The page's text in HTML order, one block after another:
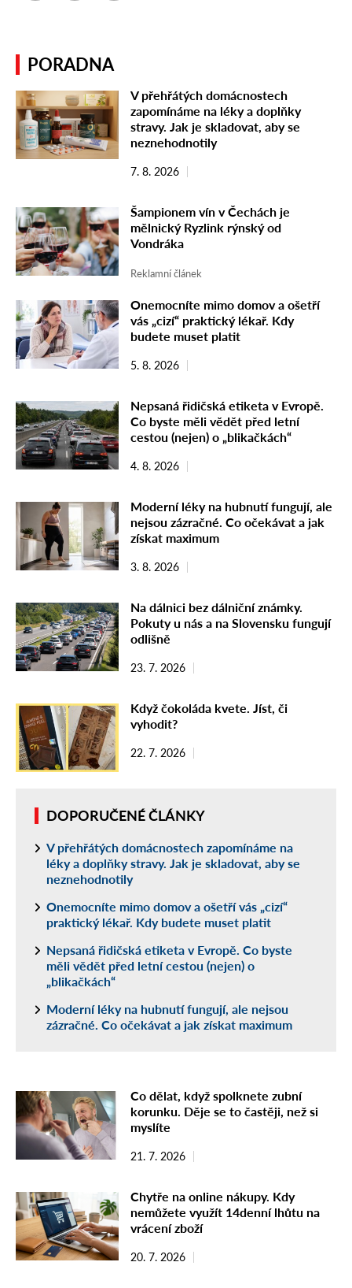
PORADNA
V přehřátých domácnostech
zapomínáme na léky a doplňky
stravy. Jak je skladovat, aby se
neznehodnotily
7. 8. 2026
Šampionem vín v Čechách je
mělnický Ryzlink rýnský od
Vondráka
Reklamní článek
Onemocníte mimo domov a ošetří
vás „cizí“ praktický lékař. Kdy
budete muset platit
5. 8. 2026
Nepsaná řidičská etiketa v Evropě.
Co byste měli vědět před letní
cestou (nejen) o „blikačkách“
4. 8. 2026
Moderní léky na hubnutí fungují, ale
nejsou zázračné. Co očekávat a jak
získat maximum
3. 8. 2026
Na dálnici bez dálniční známky.
Pokuty u nás a na Slovensku fungují
odlišně
23. 7. 2026
Když čokoláda kvete. Jíst, či
vyhodit?
22. 7. 2026
DOPORUČENÉ ČLÁNKY
V přehřátých domácnostech zapomínáme na
léky a doplňky stravy. Jak je skladovat, aby se
neznehodnotily
Onemocníte mimo domov a ošetří vás „cizí“
praktický lékař. Kdy budete muset platit
Nepsaná řidičská etiketa v Evropě. Co byste
měli vědět před letní cestou (nejen) o
„blikačkách“
Moderní léky na hubnutí fungují, ale nejsou
zázračné. Co očekávat a jak získat maximum
Co dělat, když spolknete zubní
korunku. Děje se to častěji, než si
myslíte
21. 7. 2026
Chytře na online nákupy. Kdy
nemůžete využít 14denní lhůtu na
vrácení zboží
20. 7. 2026